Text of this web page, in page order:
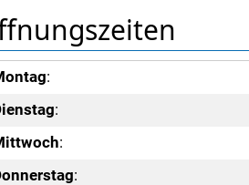
:
:
:
: